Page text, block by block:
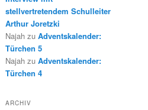
stellvertretendem Schulleiter
Arthur Joretzki
Najah zu Adventskalender:
Türchen 5
Najah zu Adventskalender:
Türchen 4
ARCHIV